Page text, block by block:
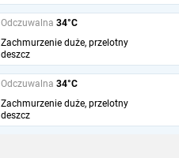
Odczuwalna 34°C
Zachmurzenie duże, przelotny
deszcz
Odczuwalna 34°C
Zachmurzenie duże, przelotny
deszcz